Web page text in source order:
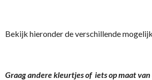
Bekijk hieronder de verschillende
Graag andere kleurtjes of iets op maat